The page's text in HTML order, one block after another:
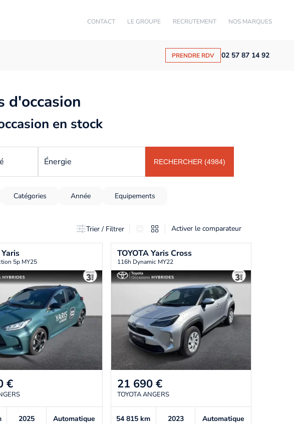
CONTACT LE GROUPE RECRUTEMENT NOS MARQUES
PRENDRE RDV 02 57 87 14 92
d'occasion
en stock
Énergie RECHERCHER (4984)
Catégories Année Equipements
Trier / Filtrer Activer le comparateur
Yaris
5p MY25
€
2025 Automatique
TOYOTAYaris Cross
116h Dynamic MY22
21 690 €
TOYOTA ANGERS
54 815km 2023 Automatique